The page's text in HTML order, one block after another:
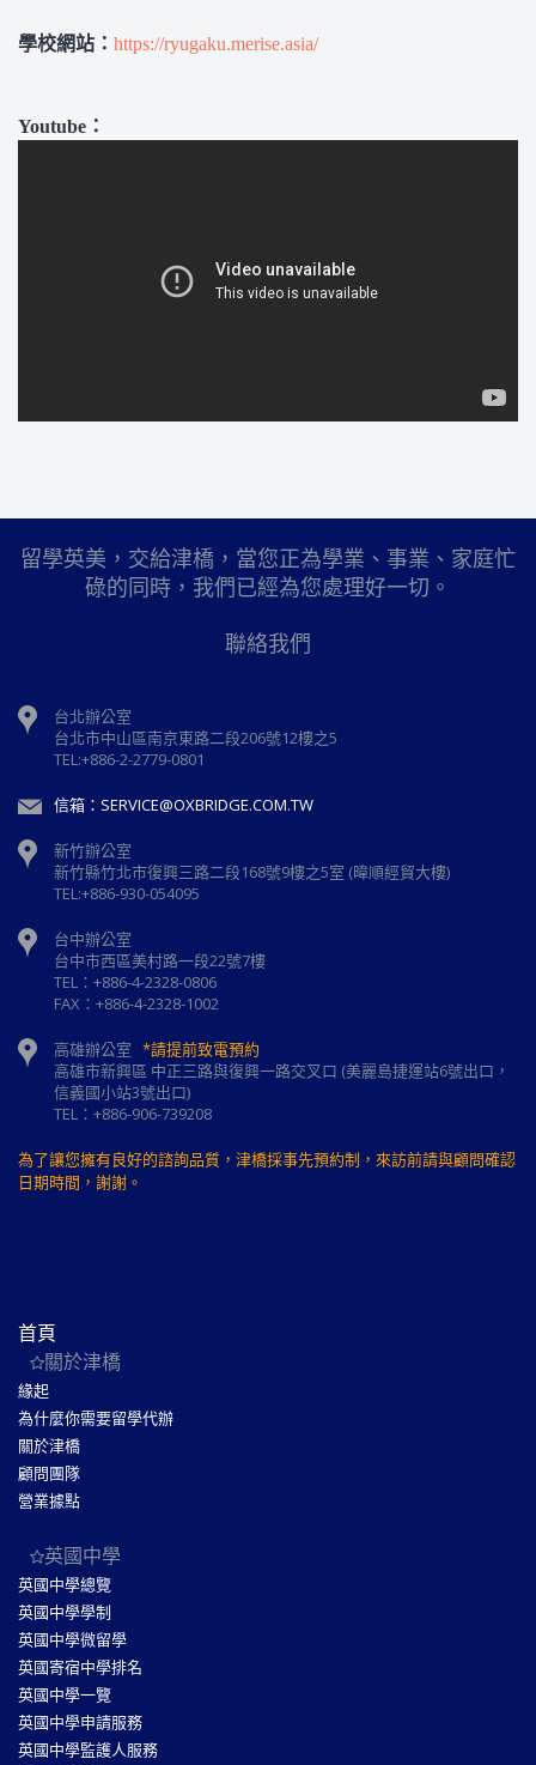
學校網站： https://ryugaku.merise.asia/
Youtube：
留學英美，交給津橋，當您正為學業、事業、家庭忙
碌的同時，我們已經為您處理好一切。
聯絡我們
台北辦公室
台北市中山區南京東路二段206號12樓之5
TEL:+886-2-2779-0801
信箱：SERVICE@OXBRIDGE.COM.TW
新竹辦公室
新⽵縣⽵北市復興三路⼆段168號9樓之5室 (暐順經貿大樓)
TEL:+886-930-054095
台中辦公室
台中市西區美村路一段22號7樓
TEL：+886-4-2328-0806
FAX：+886-4-2328-1002
高雄辦公室 *請提前致電預約
高雄市新興區 中正三路與復興一路交叉口 (美麗島捷運站6號出口，
信義國小站3號出口)
TEL：+886-906-739208
為了讓您擁有良好的諮詢品質，津橋採事先預約制，來訪前請與顧問確認
日期時間，謝謝。
首頁
關於津橋
緣起
為什麼你需要留學代辦
關於津橋
顧問團隊
營業據點
英國中學
英國中學總覽
英國中學學制
英國中學微留學
英國寄宿中學排名
英國中學一覽
英國中學申請服務
英國中學監護人服務